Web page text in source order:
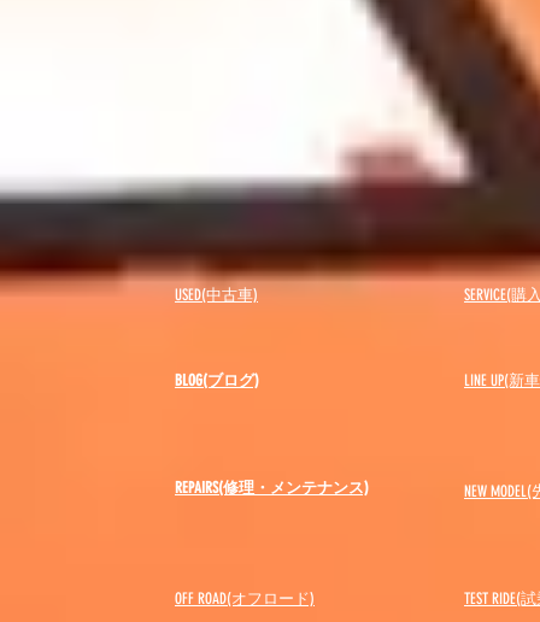
USED(中古車)
BLOG(ブログ)
SERVICE(
LINE UP(新
REPAIRS(修理・メンテナンス) NEW MODEL(
OFF ROAD(オフロード) ​TEST RIDE(